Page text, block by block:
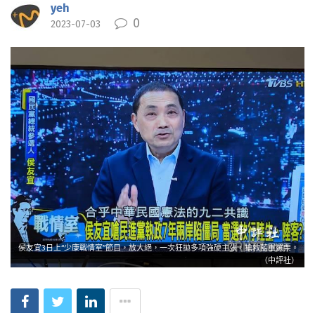
yeh
2023-07-03 0
侯友宜3日上“少康戰情室”節目，放大絕，一次狂拋多項強硬主張，搶救藍軍選票。
（中評社）